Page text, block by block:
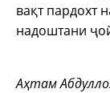
вақт пардохт
надоштани
Аҳтам